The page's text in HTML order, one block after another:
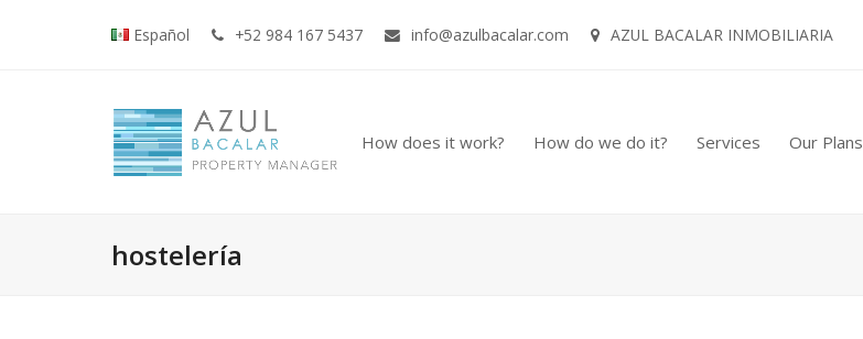
Español +52 984 167 5437 info@azulbacalar.com AZUL BACALAR INMOBILIARIA
How does it work? How do we do it? Services Our Plans
hostelería